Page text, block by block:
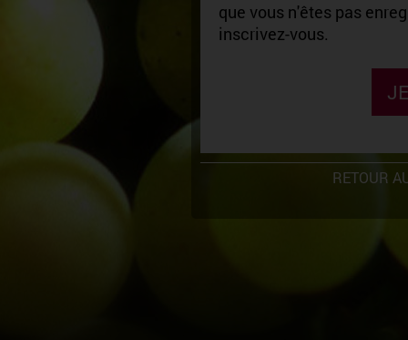
que vous n'êtes pas
inscrivez-vous.
RETOUR